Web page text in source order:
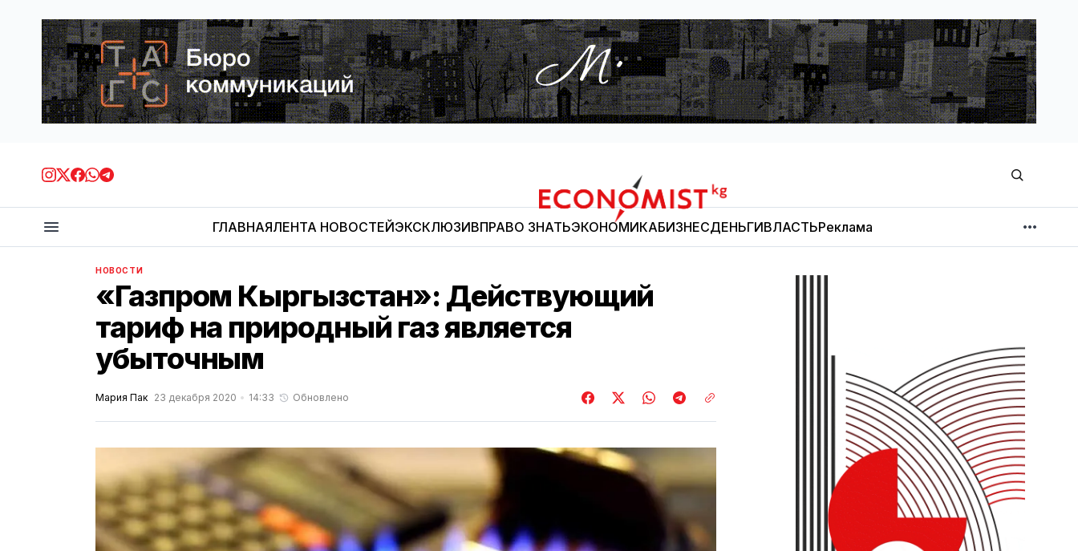
Economist.kg
ГЛАВНАЯЛЕНТА НОВОСТЕЙЭКСКЛЮЗИВПРАВО ЗНАТЬЭКОНОМИКАБИЗНЕСДЕНЬГИВЛАСТЬРеклама
МНЕНИЕ
НОВОСТИ
«Газпром Кыргызстан»: Действующий
тариф на природный газ является
убыточным
Мария Пак 23 декабря 2020 14:33 Обновлено